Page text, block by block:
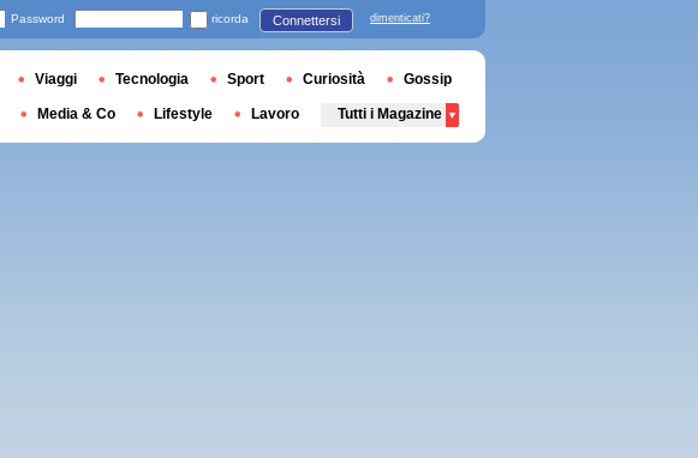
Password ricorda Connettersi dimenticati?
Viaggi Tecnologia Sport Curiosità Gossip
Media & Co Lifestyle Lavoro Tutti i Magazine